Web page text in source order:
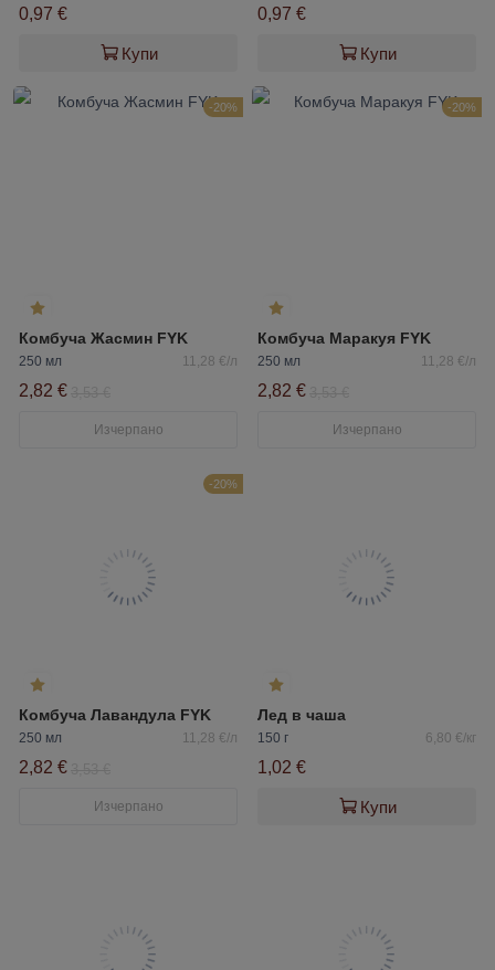
0,97 €
Купи
0,97 €
Купи
-20%
Комбуча Жасмин FYK
250 мл 11,28 €/л
2,82 €
Изчерпано
-20%
Комбуча Маракуя FYK
250 мл 11,28 €/л
2,82 €
Изчерпано
-20%
Комбуча Лавандула FYK
250 мл 11,28 €/л
2,82 €
Изчерпано
Лед в чаша
150 г 6,80 €/кг
1,02 €
Купи